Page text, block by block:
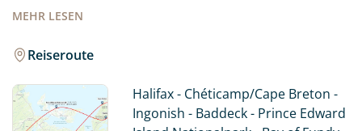
MEHR LESEN
Eher untypisch für den klassischen Kanadaurlaub, aber
Küstenlänge von rund 7.600 Kilometern mit
feinsandigen und kilometerlangen Sandstränden bis
hin zu kleinen Buchten.
Die kleine Insel Prince Edward Island im Golf von St.
Reiseroute
Halifax - Chéticamp/Cape Breton -
Ingonish - Baddeck - Prince Edward